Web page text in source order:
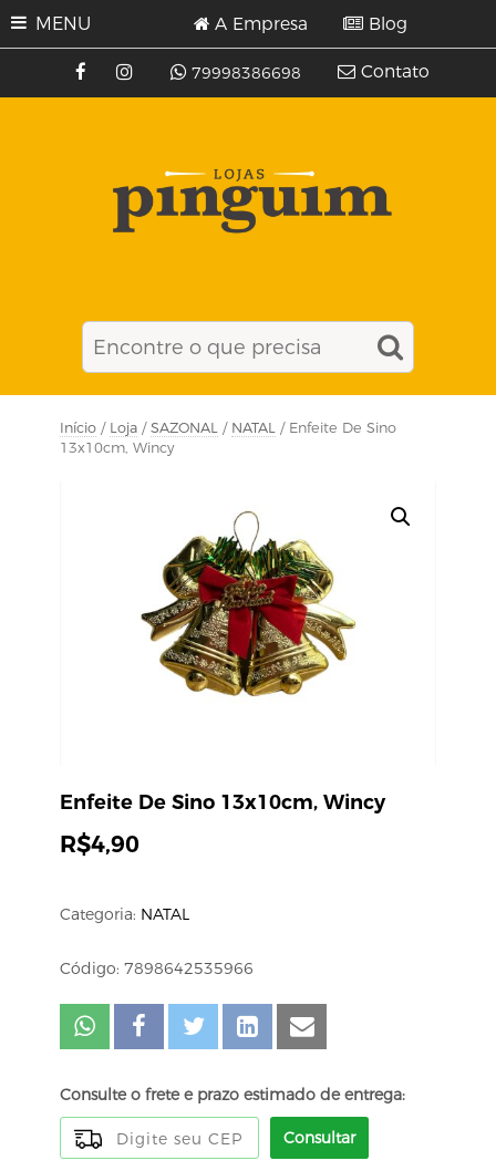
MENU
79998386698
A Empresa Blog
Contato
Início / Loja / SAZONAL / NATAL / Enfeite De Sino
13x10cm, Wincy
Enfeite De Sino 13x10cm, Wincy
R$4,90
Categoria: NATAL
Código: 7898642535966
Consulte o frete e prazo estimado de entrega:
Consultar